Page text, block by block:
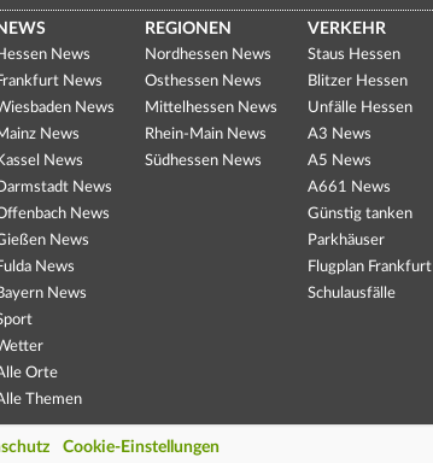
News
News
News
News
News
News
News
News
News
News
Orte
Themen
REGIONEN
Nordhessen News
Osthessen News
Mittelhessen News
Rhein-Main News
Südhessen News
VERKEHR
Staus Hessen
Blitzer Hessen
Unfälle Hessen
A3 News
A5 News
A661 News
Günstig tanken
Parkhäuser
Flugplan Frankfurt
Schulausfälle
Cookie-Einstellungen